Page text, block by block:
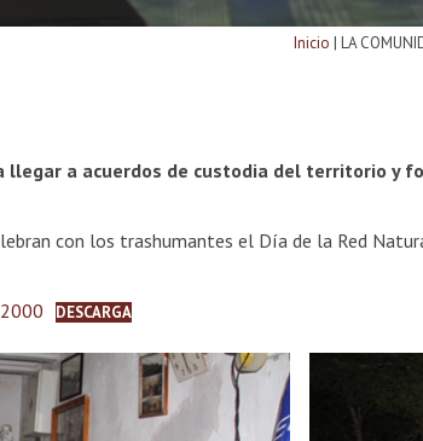
Inicio | LA
a acuerdos de custodia del territorio y
con los trashumantes el Día de la Red
DESCARGA